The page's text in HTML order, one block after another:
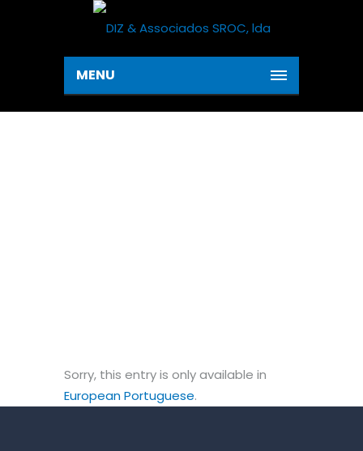
MENU
Sorry, this entry is only available in
European Portuguese.